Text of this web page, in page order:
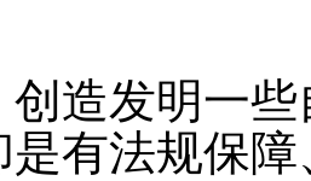
创造发明一
有法规保